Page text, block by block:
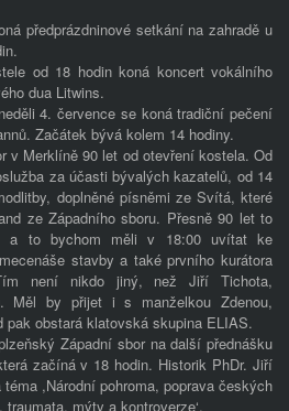
předprázdninové setkání na zahradě u
od 18 hodin koná koncert vokálního
dua Litwins.
4. července se koná tradiční pečení
Začátek bývá kolem 14 hodiny.
v Merklíně 90 let od otevření kostela. Od
za účasti bývalých kazatelů, od 14
doplněné písněmi ze Svítá, které
ze Západního sboru. Přesně 90 let to
a to bychom měli v 18:00 uvítat ke
stavby a také prvního kurátora
není nikdo jiný, než Jiří Tichota,
Měl by přijet i s manželkou Zdenou,
pak obstará klatovská skupina ELIAS.
Západní sbor na další přednášku
začíná v 18 hodin. Historik PhDr. Jiří
,Národní pohroma, poprava českých
mýty a kontroverze‘.